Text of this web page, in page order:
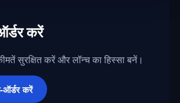
करें
सुरक्षित करें और लॉन्च का हिस्सा बनें।
ऑर्डर करें